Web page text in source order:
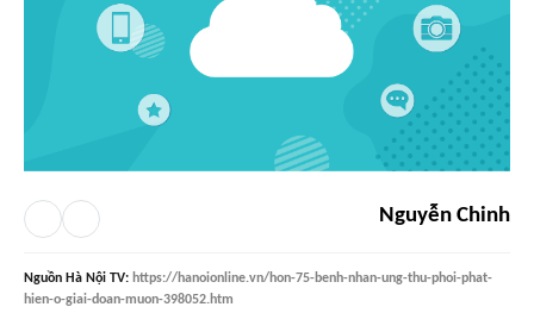
Nguyễn Chinh
Nguồn Hà Nội TV: https://hanoionline.vn/hon-75-benh-nhan-ung-thu-phoi-phat-
hien-o-giai-doan-muon-398052.htm